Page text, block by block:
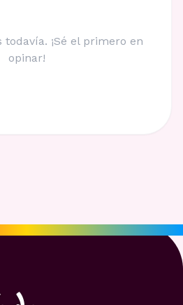
todavía. ¡Sé el primero en
opinar!